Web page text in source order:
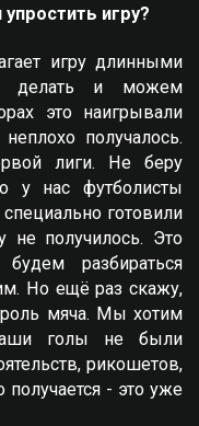
игру?
игру длинными
делать и можем
это наигрывали
получалось.
лиги. Не беру
у нас футболисты
готовили
не получилось. Это
разбираться
Но ещё раз скажу,
мяча. Мы хотим
голы не были
рикошетов,
- это уже